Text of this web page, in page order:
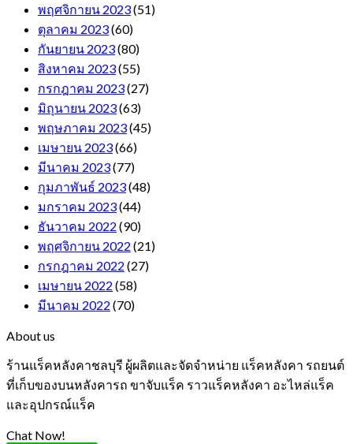
พฤศจิกายน 2023(51)
ตุลาคม 2023(60)
กันยายน 2023(80)
สิงหาคม 2023(55)
กรกฎาคม 2023(27)
มิถุนายน 2023(63)
พฤษภาคม 2023(45)
เมษายน 2023(66)
มีนาคม 2023(77)
กุมภาพันธ์ 2023(48)
มกราคม 2023(44)
ธันวาคม 2022 (90)
พฤศจิกายน 2022 (21)
กรกฎาคม 2022 (27)
เมษายน 2022 (58)
มีนาคม 2022 (70)
About us
ร้านแร็คหลังคาชลบุรี ผู้ผลิตและจัดจำหน่าย แร็คหลังคา รถยนต์
ที่เก็บของบนหลังคารถ ขาจับแร็ค ราวแร็คหลังคา อะไหล่แร็ค
และอุปกรณ์แร็ค
Chat Now!